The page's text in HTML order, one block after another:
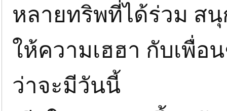
หลายทริพที่ได้ร่วม ส
ให้ความเฮฮา กับเพื่อ
ว่าจะมีวันนี้